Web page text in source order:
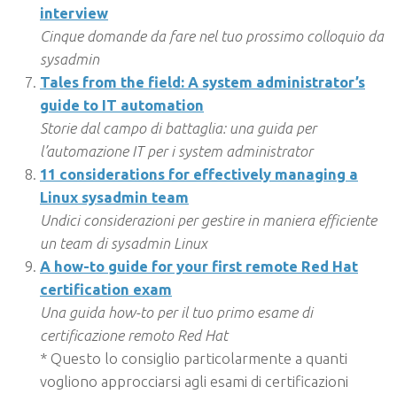
interview
Cinque domande da fare nel tuo prossimo colloquio da
sysadmin
Tales from the field: A system administrator’s
guide to IT automation
Storie dal campo di battaglia: una guida per
l’automazione IT per i system administrator
11 considerations for effectively managing a
Linux sysadmin team
Undici considerazioni per gestire in maniera efficiente
un team di sysadmin Linux
A how-to guide for your first remote Red Hat
certification exam
Una guida how-to per il tuo primo esame di
certificazione remoto Red Hat
* Questo lo consiglio particolarmente a quanti
vogliono approcciarsi agli esami di certificazioni